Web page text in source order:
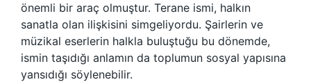
önemli bir araç olmuştur. Terane ismi, halkın
sanatla olan ilişkisini simgeliyordu. Şairlerin ve
müzikal eserlerin halkla buluştuğu bu dönemde,
ismin taşıdığı anlamın da toplumun sosyal yapısına
yansıdığı söylenebilir.